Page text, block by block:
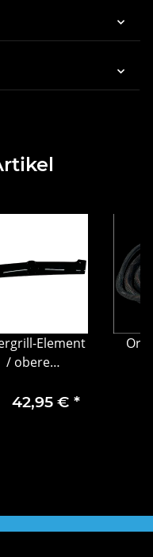
Element
/ obere
98526385
42,95 € *